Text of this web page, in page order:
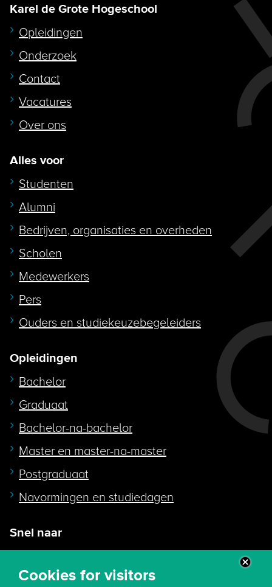
Cookies for visitors
Karel de Grote Hogeschool
Opleidingen
Onderzoek
Contact
Vacatures
Over ons
Alles voor
Studenten
Alumni
Bedrijven, organisaties en overheden
Scholen
Medewerkers
Pers
Ouders en studiekeuzebegeleiders
Opleidingen
Bachelor
Graduaat
Bachelor-na-bachelor
Master en master-na-master
Postgraduaat
Navormingen en studiedagen
Snel naar
Webmail